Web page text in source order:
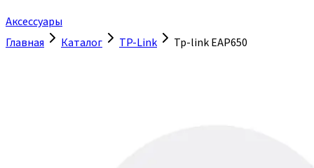
Аксессуары
Главная
Каталог TP-Link Tp-link EAP650